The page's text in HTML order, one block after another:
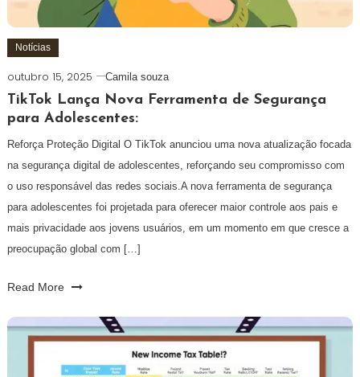
Notícias
outubro 15, 2025 Camila souza
TikTok Lança Nova Ferramenta de Segurança
para Adolescentes:
Reforça Proteção Digital O TikTok anunciou uma nova atualização focada
na segurança digital de adolescentes, reforçando seu compromisso com
o uso responsável das redes sociais.A nova ferramenta de segurança
para adolescentes foi projetada para oferecer maior controle aos pais e
mais privacidade aos jovens usuários, em um momento em que cresce a
preocupação global com […]
Read More